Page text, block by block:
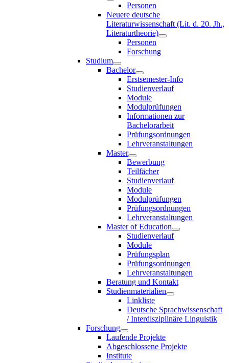
Personen
Neuere deutsche
Literaturwissenschaft (Lit. d. 20. Jh.,
Literaturtheorie)
Personen
Forschung
Studium
Bachelor
Erstsemester-Info
Studienverlauf
Module
Modulprüfungen
Informationen zur
Bachelorarbeit
Prüfungsordnungen
Lehrveranstaltungen
Master
Bewerbung
Teilfächer
Studienverlauf
Module
Modulprüfungen
Prüfungsordnungen
Lehrveranstaltungen
Master of Education
Studienverlauf
Module
Prüfungsplan
Prüfungsordnungen
Lehrveranstaltungen
Beratung und Kontakt
Studienmaterialien
Linkliste
Deutsche Sprachwissenschaft
/ Interdisziplinäre Linguistik
Forschung
Laufende Projekte
Abgeschlossene Projekte
Institute